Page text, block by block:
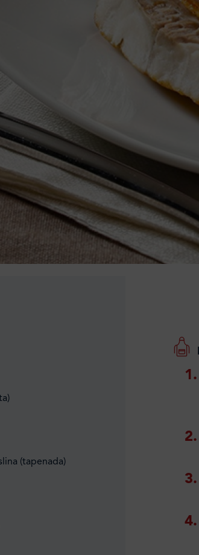
(tapenada)